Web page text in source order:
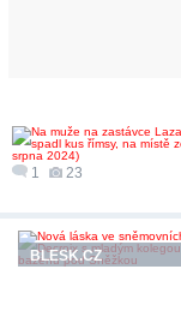
1 23
BLESK.CZ